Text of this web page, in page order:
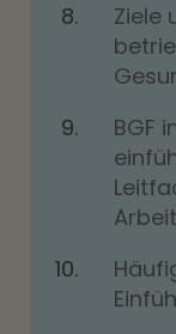
Ziele
BGF